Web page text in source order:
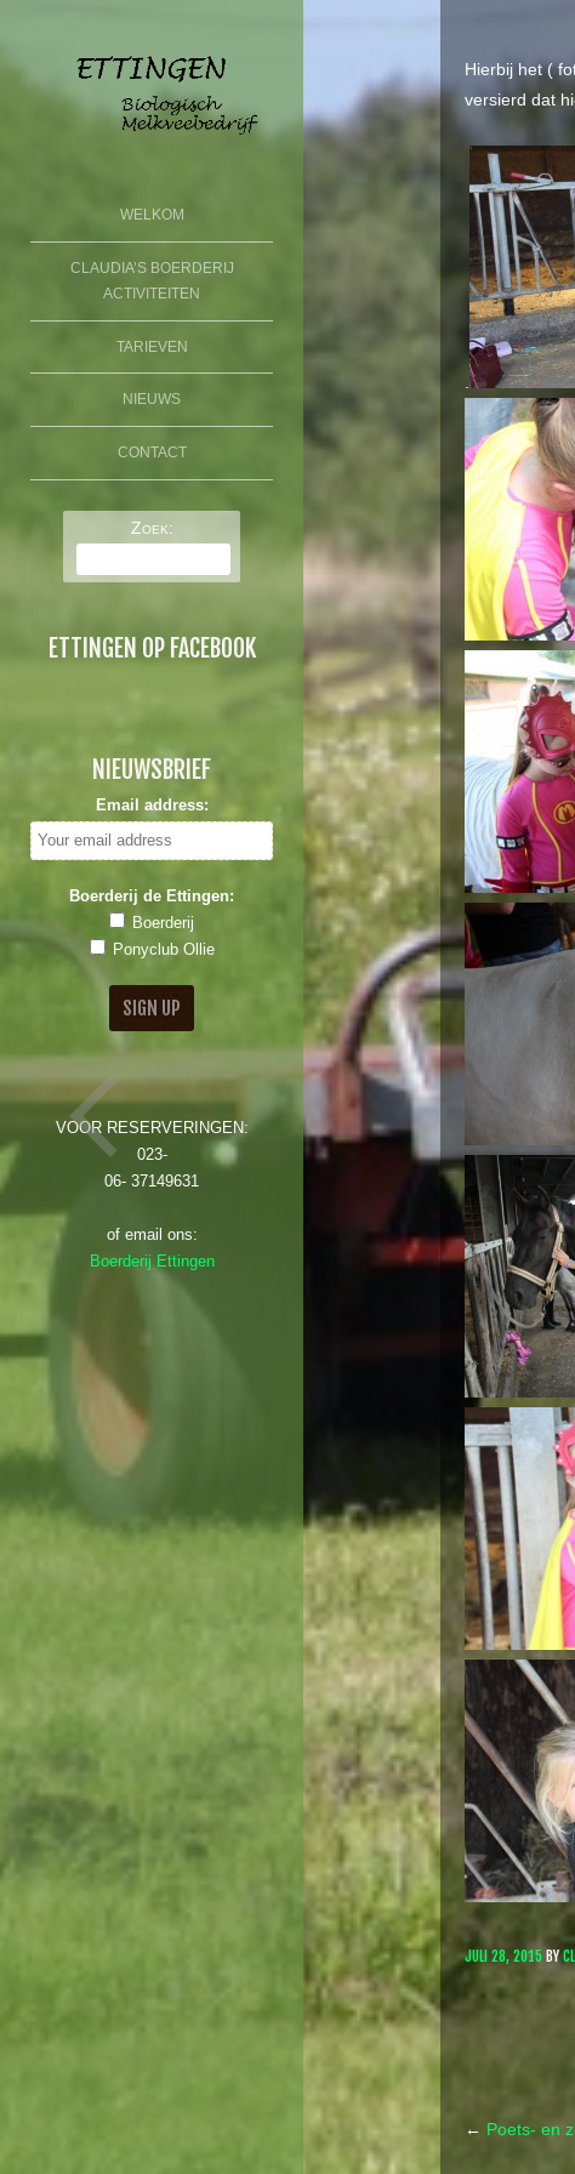
BOERDERIJ DE
ETTINGEN
Menu
SKIP TO CONTENT
WELKOM
CLAUDIA’S BOERDERIJ
ACTIVITEITEN
TARIEVEN
NIEUWS
CONTACT
Zoek:
ETTINGEN OP FACEBOOK
NIEUWSBRIEF
Email address:
Boerderij de Ettingen:
Boerderij
Ponyclub Ollie
VOOR RESERVERINGEN:
023-
06- 37149631
of email ons:
Boerderij Ettingen
Hierbij het (
versierd dat
.
JULI 28, 2015BY
← Poets- en